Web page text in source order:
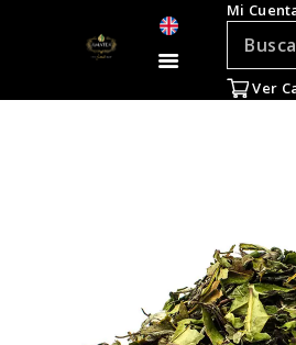
Mi
Ver
TÉ E
ACCESORIOS
REGALOS